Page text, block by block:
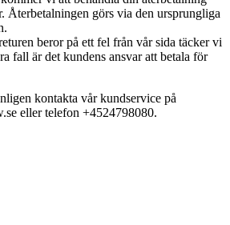
Återbetalningen görs via den ursprungliga
beror på ett fel från vår sida täcker vi
fall är det kundens ansvar att betala för
kontakta vår kundservice på
eller telefon +4524798080.